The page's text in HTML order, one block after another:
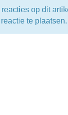
op dit
te plaatsen.